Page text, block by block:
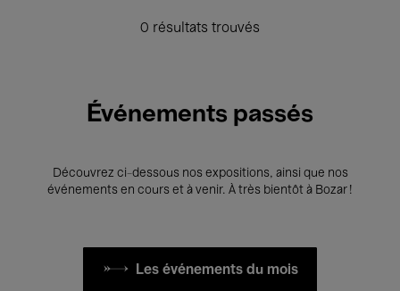
0 résultats trouvés
Événements passés
Découvrez ci-dessous nos expositions, ainsi que nos
événements en cours et à venir. À très bientôt à Bozar !
Les événements du mois